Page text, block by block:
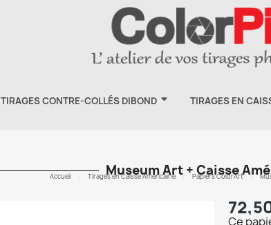
TIRAGES CONTRE-COLLÉS DIBOND TIRAGES EN
Museum Art + Caisse
Accueil Tirages en Caisse Américaine Papiers ColorArt
Ce